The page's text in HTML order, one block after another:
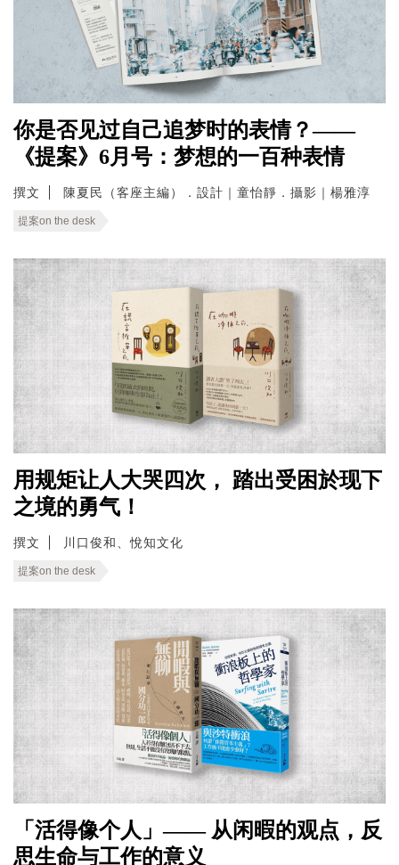
你是否见过自己追梦时的表情？——
《提案》6月号：梦想的一百种表情
撰文 陳夏民（客座主編）．設計｜童怡靜．攝影｜楊雅淳
提案on the desk
用规矩让人大哭四次， 踏出受困於现下
之境的勇气！
撰文 川口俊和、悅知文化
提案on the desk
「活得像个人」—— 从闲暇的观点，反
思生命与工作的意义